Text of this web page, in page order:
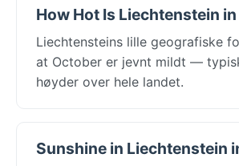
How Hot Is Liechtenstein
Liechtensteins lille geografiske
at October er jevnt mildt —
høyder over hele landet.
Sunshine in Liechtenstein